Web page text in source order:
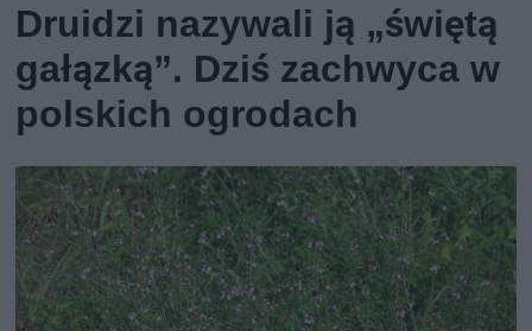
Druidzi nazywali ją „świętą
gałązką”. Dziś zachwyca w
polskich ogrodach